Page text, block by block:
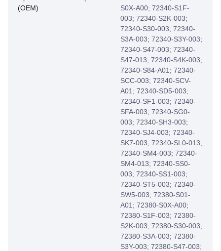
(OEM)
S0X-A00; 72340-S1F-
003; 72340-S2K-003;
72340-S30-003; 72340-
S3A-003; 72340-S3Y-003;
72340-S47-003; 72340-
S47-013; 72340-S4K-003;
72340-S84-A01; 72340-
SCC-003; 72340-SCV-
A01; 72340-SD5-003;
72340-SF1-003; 72340-
SFA-003; 72340-SG0-
003; 72340-SH3-003;
72340-SJ4-003; 72340-
SK7-003; 72340-SL0-013;
72340-SM4-003; 72340-
SM4-013; 72340-SS0-
003; 72340-SS1-003;
72340-ST5-003; 72340-
SW5-003; 72380-S01-
A01; 72380-S0X-A00;
72380-S1F-003; 72380-
S2K-003; 72380-S30-003;
72380-S3A-003; 72380-
S3Y-003; 72380-S47-003;